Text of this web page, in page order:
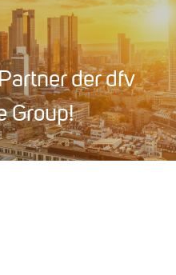
der dfv
Group!